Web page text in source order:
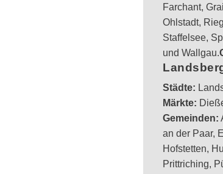
Farchant,
Ohlstadt,
Staffelsee,
und Wallgau.
Städte:
Märkte:
Gemeinden:
an der Paar,
Hofstetten,
Prittriching,